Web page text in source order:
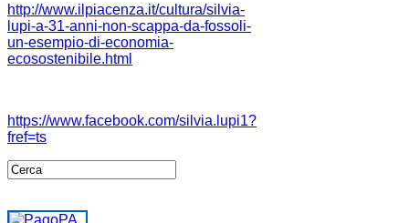
http://www.ilpiacenza.it/cultura/silvia-
lupi-a-31-anni-non-scappa-da-fossoli-
un-esempio-di-economia-
ecosostenibile.html
https://www.facebook.com/silvia.lupi1?
fref=ts